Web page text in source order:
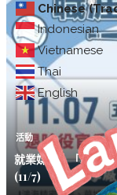
Chinese
Indonesian
Vietnamese
Thai
English
活動
就業媒合｜「職涯
(11/7)